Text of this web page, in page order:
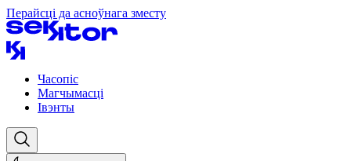
Перайсці да асноўнага зместу
Часопіс
Магчымасці
Івэнты